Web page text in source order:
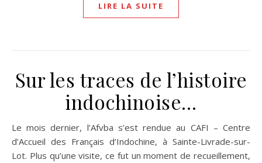
LIRE LA SUITE
Sur les traces de l’histoire
indochinoise…
Le mois dernier, l’Afvba s’est rendue au CAFI – Centre
d’Accueil des Français d’Indochine, à Sainte-Livrade-sur-
Lot. Plus qu’une visite, ce fut un moment de recueillement,